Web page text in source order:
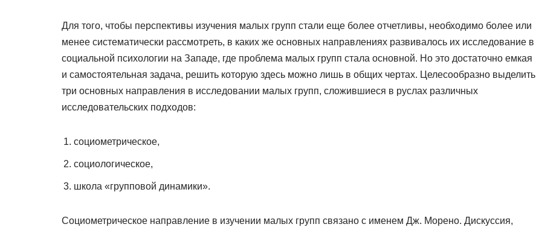
Для того, чтобы перспективы изучения малых групп стали еще более отчетливы, необходимо более или
менее систематически рассмотреть, в каких же основных направлениях развивалось их исследование в
социальной психологии на Западе, где проблема малых групп стала основной. Но это достаточно емкая
и самостоятельная задача, решить которую здесь можно лишь в общих чертах. Целесообразно выделить
три основных направления в исследовании малых групп, сложившиеся в руслах различных
исследовательских подходов:
социометрическое,
социологическое,
школа «групповой динамики».
Социометрическое направление в изучении малых групп связано с именем Дж. Морено. Дискуссия,